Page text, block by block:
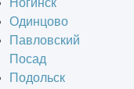
Ногинск
Одинцово
Павловский
Посад
Подольск